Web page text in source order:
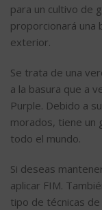
para un cultivo de
proporcionará una
exterior.
Se trata de una
a la basura que a
Purple. Debido a
morados, tiene un
todo el mundo.
Si deseas
aplicar FIM.
tipo de técnicas